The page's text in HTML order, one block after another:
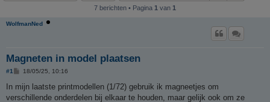
7 berichten • Pagina 1 van 1
WolfmanNed
Magneten in model plaatsen
#1
B
r
c
18/05/25, 10:16
In mijn laatste printmodellen (1/72) gebruik ik magneetjes om
verschillende onderdelen bij elkaar te houden, maar gelijk ook om ze